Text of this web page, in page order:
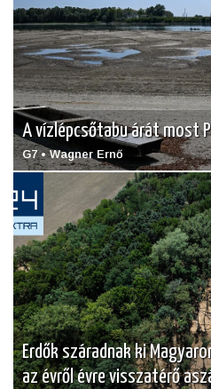
A vízlépcsőtabu árát most
G7 • Wagner Ernő
Erdők száradnak ki
az évről évre visszatérő